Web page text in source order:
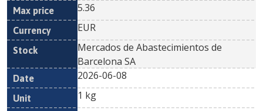
5.36
EUR
Mercados de Abastecimientos de
Barcelona SA
2026-06-08
1 kg